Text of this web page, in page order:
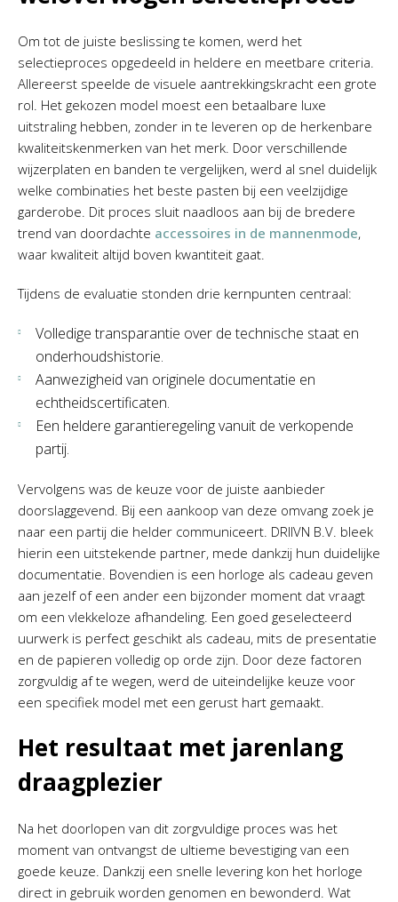
Om tot de juiste beslissing te komen, werd het
selectieproces opgedeeld in heldere en meetbare criteria.
Allereerst speelde de visuele aantrekkingskracht een grote
rol. Het gekozen model moest een betaalbare luxe
uitstraling hebben, zonder in te leveren op de herkenbare
kwaliteitskenmerken van het merk. Door verschillende
wijzerplaten en banden te vergelijken, werd al snel duidelijk
welke combinaties het beste pasten bij een veelzijdige
garderobe. Dit proces sluit naadloos aan bij de bredere
trend van doordachte accessoires in de mannenmode,
waar kwaliteit altijd boven kwantiteit gaat.
Tijdens de evaluatie stonden drie kernpunten centraal:
Volledige transparantie over de technische staat en
onderhoudshistorie.
Aanwezigheid van originele documentatie en
echtheidscertificaten.
Een heldere garantieregeling vanuit de verkopende
partij.
Vervolgens was de keuze voor de juiste aanbieder
doorslaggevend. Bij een aankoop van deze omvang zoek je
naar een partij die helder communiceert. DRIIVN B.V. bleek
hierin een uitstekende partner, mede dankzij hun duidelijke
documentatie. Bovendien is een horloge als cadeau geven
aan jezelf of een ander een bijzonder moment dat vraagt
om een vlekkeloze afhandeling. Een goed geselecteerd
uurwerk is perfect geschikt als cadeau, mits de presentatie
en de papieren volledig op orde zijn. Door deze factoren
zorgvuldig af te wegen, werd de uiteindelijke keuze voor
een specifiek model met een gerust hart gemaakt.
Het resultaat met jarenlang
draagplezier
Na het doorlopen van dit zorgvuldige proces was het
moment van ontvangst de ultieme bevestiging van een
goede keuze. Dankzij een snelle levering kon het horloge
direct in gebruik worden genomen en bewonderd. Wat